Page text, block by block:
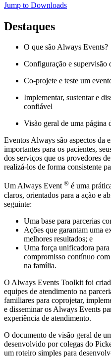
Jump to Downloads
Destaques
O que são Always Events?
Configuração e supervisão
Co-projete e teste um
Implementar, sustentar e
confiável
Visão geral de uma página
Eventos Always são aspectos da
importantes para os pacientes,
dos serviços que os provedores
realizá-los de forma consistente
Um Always Event ® é uma
claros, orientados para a ação e
seguinte:
Uma base para parcerias
Ações que garantam uma
melhores resultados; e
Uma força unificadora
compromisso contínuo
na família.
O Always Events Toolkit foi
equipes de atendimento na
familiares para coprojetar,
e disseminar os Always Events
experiência de atendimento.
O documento de visão geral de
desenvolvido por colegas do
um roteiro simples para